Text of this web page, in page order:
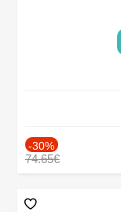
-30%
74.65€